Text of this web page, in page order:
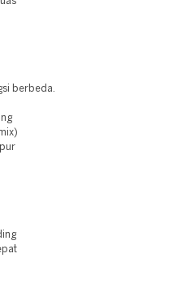
berbeda.